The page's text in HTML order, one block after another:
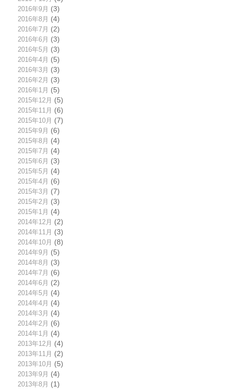
2016年9月 (3)
2016年8月 (4)
2016年7月 (2)
2016年6月 (3)
2016年5月 (3)
2016年4月 (5)
2016年3月 (3)
2016年2月 (3)
2016年1月 (5)
2015年12月 (5)
2015年11月 (6)
2015年10月 (7)
2015年9月 (6)
2015年8月 (4)
2015年7月 (4)
2015年6月 (3)
2015年5月 (4)
2015年4月 (6)
2015年3月 (7)
2015年2月 (3)
2015年1月 (4)
2014年12月 (2)
2014年11月 (3)
2014年10月 (8)
2014年9月 (5)
2014年8月 (3)
2014年7月 (6)
2014年6月 (2)
2014年5月 (4)
2014年4月 (4)
2014年3月 (4)
2014年2月 (6)
2014年1月 (4)
2013年12月 (4)
2013年11月 (2)
2013年10月 (5)
2013年9月 (4)
2013年8月 (1)